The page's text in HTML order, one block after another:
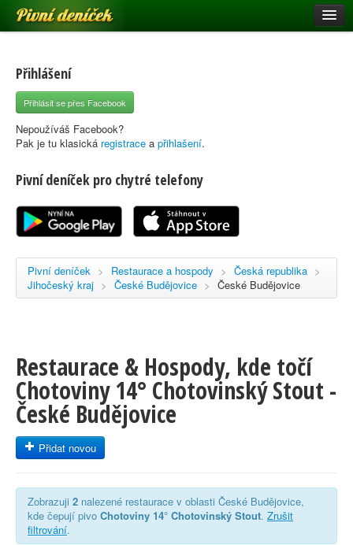
Pivní deníček
Pivní mapa
Pivní značky
Nápověda
Registrace
Přihlášení
Přihlásit se přes Facebook
Nepoužíváš Facebook?
Pak je tu klasická registrace a přihlašení.
Pivní deníček pro chytré telefony
Pivní deníček > Restaurace a hospody > Česká republika >
Jihočeský kraj > České Budějovice > České Budějovice
Restaurace & Hospody, kde točí
Chotoviny 14° Chotovinský Stout -
České Budějovice
Přidat novou
Zobrazuji 2 nalezené restaurace v oblasti České Budějovice,
kde čepují pivo Chotoviny 14° Chotovinský Stout. Zrušit
filtrování.